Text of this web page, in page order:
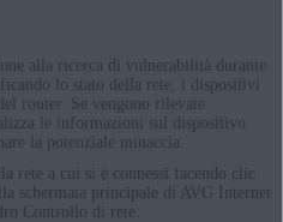
alla ricerca di vulnerabilità durante
lo stato della rete, i dispositivi
router. Se vengono rilevate
le informazioni sul dispositivo
la potenziale minaccia.
rete a cui si è connessi facendo clic
schermata principale di AVG Internet
Controllo di rete.